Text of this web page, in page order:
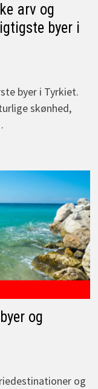
arv og
byer i
byer i Tyrkiet.
skønhed,
og
og